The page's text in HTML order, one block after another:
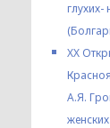
глухих-
XX
А.Я.